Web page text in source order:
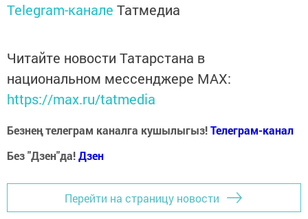
Telegram-канале Татмедиа
Читайте новости Татарстана в
национальном мессенджере MАХ:
https://max.ru/tatmedia
Безнең телеграм каналга кушылыгыз!Телеграм-канал
Без "Дзен"да!Дзен
Перейти на страницу новости